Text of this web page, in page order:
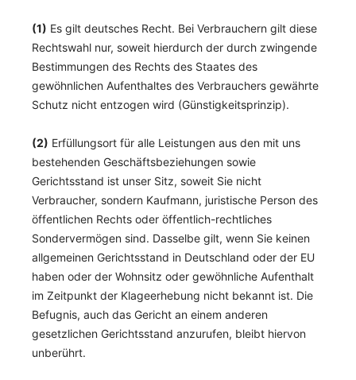
(1) Es gilt deutsches Recht. Bei Verbrauchern gilt diese
Rechtswahl nur, soweit hierdurch der durch zwingende
Bestimmungen des Rechts des Staates des
gewöhnlichen Aufenthaltes des Verbrauchers gewährte
Schutz nicht entzogen wird (Günstigkeitsprinzip).
(2) Erfüllungsort für alle Leistungen aus den mit uns
bestehenden Geschäftsbeziehungen sowie
Gerichtsstand ist unser Sitz, soweit Sie nicht
Verbraucher, sondern Kaufmann, juristische Person des
öffentlichen Rechts oder öffentlich-rechtliches
Sondervermögen sind. Dasselbe gilt, wenn Sie keinen
allgemeinen Gerichtsstand in Deutschland oder der EU
haben oder der Wohnsitz oder gewöhnliche Aufenthalt
im Zeitpunkt der Klageerhebung nicht bekannt ist. Die
Befugnis, auch das Gericht an einem anderen
gesetzlichen Gerichtsstand anzurufen, bleibt hiervon
unberührt.